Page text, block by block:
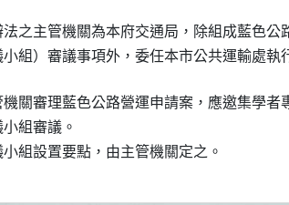
法之主管機關為本府交通局，除組成藍色公
小組）審議事項外，委任本市公共運輸處執
機關審理藍色公路營運申請案，應邀集學者
組審議。
小組設置要點，由主管機關定之。